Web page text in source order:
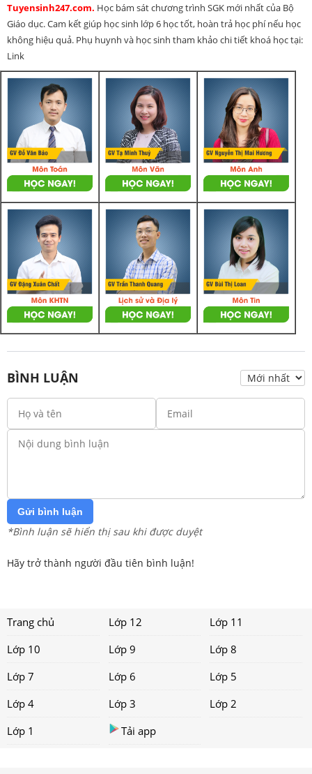
Tuyensinh247.com. Học bám sát chương trình SGK mới nhất của Bộ
Giáo dục. Cam kết giúp học sinh lớp 6 học tốt, hoàn trả học phí nếu học
không hiệu quả. Phụ huynh và học sinh tham khảo chi tiết khoá học tại:
Link
BÌNH LUẬN
Gửi bình luận
*Bình luận sẽ hiển thị sau khi được duyệt
Hãy trở thành người đầu tiên bình luận!
Trang chủ Lớp 12
Lớp 11
Lớp 10
Lớp 9
Lớp 8
Lớp 7
Lớp 6
Lớp 5
Lớp 4
Lớp 3
Lớp 2
Lớp 1
Tải app